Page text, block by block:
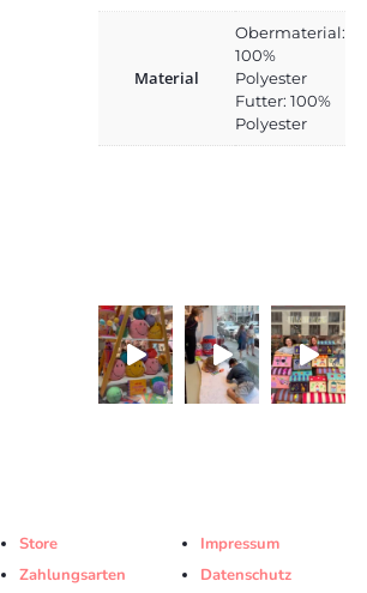
Material
Obermaterial:
100%
Polyester
Futter: 100%
Polyester
Store
Zahlungsarten
Impressum
Datenschutz